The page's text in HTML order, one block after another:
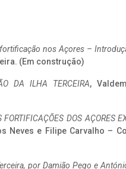
nos Açores –
(Em construção)
DA ILHA TERCEIRA,
FORTIFICAÇÕES DOS AÇORES
Neves e Filipe Carvalho –
por Damião Pego e